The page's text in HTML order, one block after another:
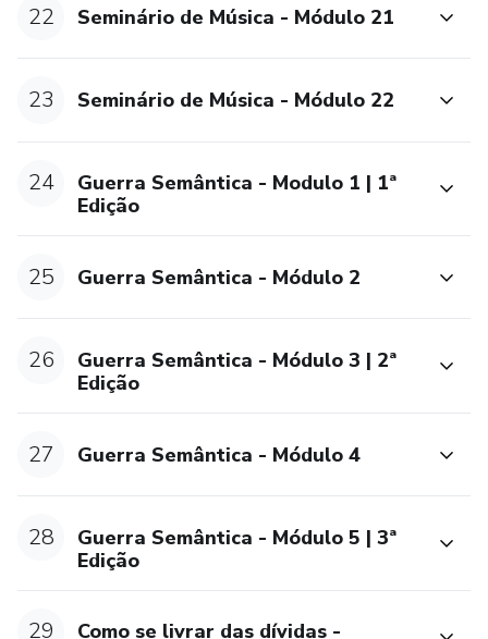
22 Seminário de Música - Módulo 21
23 Seminário de Música - Módulo 22
24
Guerra Semântica - Modulo 1 | 1ª
Edição
25 Guerra Semântica - Módulo 2
26
Guerra Semântica - Módulo 3 | 2ª
Edição
27 Guerra Semântica - Módulo 4
28
Guerra Semântica - Módulo 5 | 3ª
Edição
29 Como se livrar das dívidas -